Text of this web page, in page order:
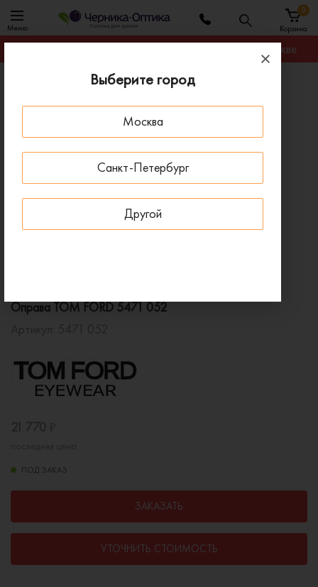
Выберите город
Москва
Санкт-Петербург
Другой
Меню Корзина
0
Гарантируем лучшую цену на любую оправу в Москве
Оправы для очков
Оправа TOM FORD 5471 052
Оправа TOM FORD 5471 052
ПОД ЗАКАЗ
ЗАКАЗАТЬ
УТОЧНИТЬ СТОИМОСТЬ
ПОД ЗАКАЗ